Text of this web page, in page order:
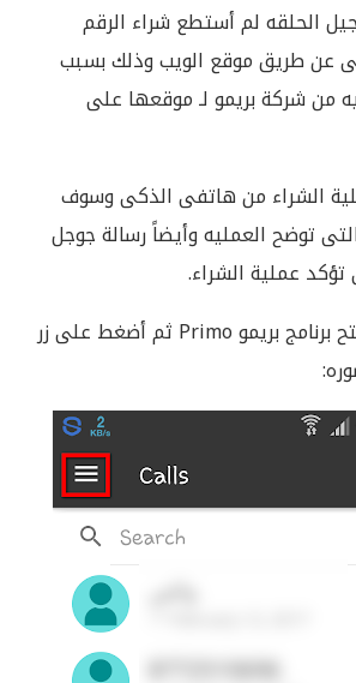
الحلقه لم أستطع شراء الرقم
عن طريق موقع الويب وذلك بسبب
من شركة بريمو لـ موقعها على
الشراء من هاتفى الذكى وسوف
توضح العمليه وأيضاً رسالة جوجل
عملية الشراء.
من هانفك قم بـ فتح برنامج بريمو Primo ثم أضغط على زر